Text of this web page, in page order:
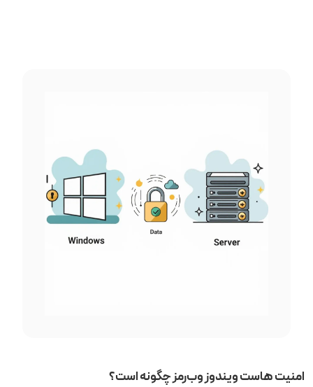
امنیت هاست ویندوز وب‌رمز چگونه است؟